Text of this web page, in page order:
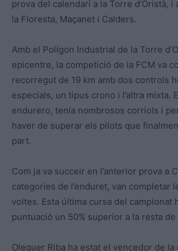
prova del calendari a la Torre d’Oristà, i
la Floresta, Maçanet i Calders.
Amb el Polígon Industrial de la Torre
epicentre, la competició de la FCM va
recorregut de 19 km amb dos controls
especials, un tipus crono i l’altra mixta.
endurero, tenia nombrosos corriols i
haver de superar els pilots que
part.
Com ja va succeir en l’anterior prova a
categories de l’enduret, van completar
voltes. Esta última cursa del campionat
puntuació un 50% superior a la resta de
Oleguer Riba ha estat el vencedor de la